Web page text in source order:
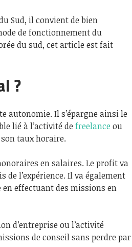
Sud, il convient de bien
de fonctionnement du
du sud, cet article est fait
?
autonomie. Il s’épargne ainsi le
lié à l’activité de freelance ou
taux horaire.
en salaires. Le profit va
l’expérience. Il va également
effectuant des missions en
d’entreprise ou l’activité
de conseil sans perdre par